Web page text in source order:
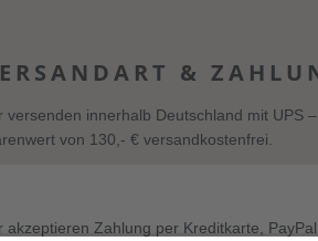
&
versenden innerhalb Deutschland mit UPS
von 130,- € versandkostenfrei.
akzeptieren Zahlung per Kreditkarte,